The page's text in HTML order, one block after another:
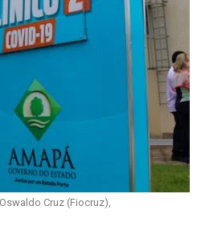
Cruz (Fiocruz),